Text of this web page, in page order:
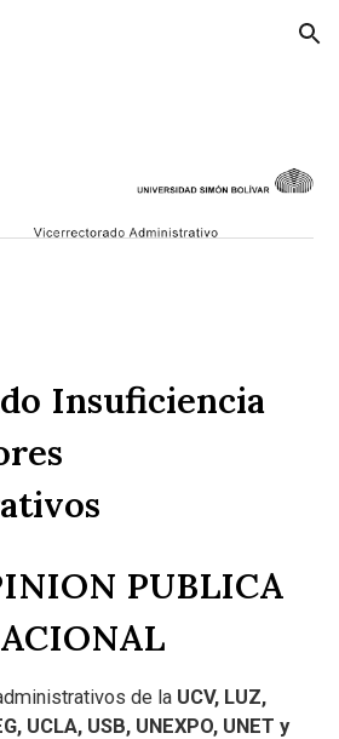
Skip to navigation
Insuficiencia
PUBLICA
de la UCV, LUZ,
UCLA, USB, UNEXPO, UNET y